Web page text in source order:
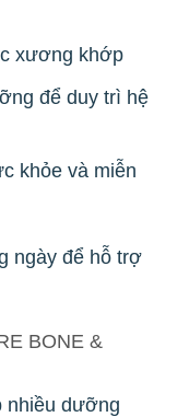
xương khớp
để duy trì hệ
khỏe và miễn
ngày để hỗ trợ
BONE &
nhiều dưỡng